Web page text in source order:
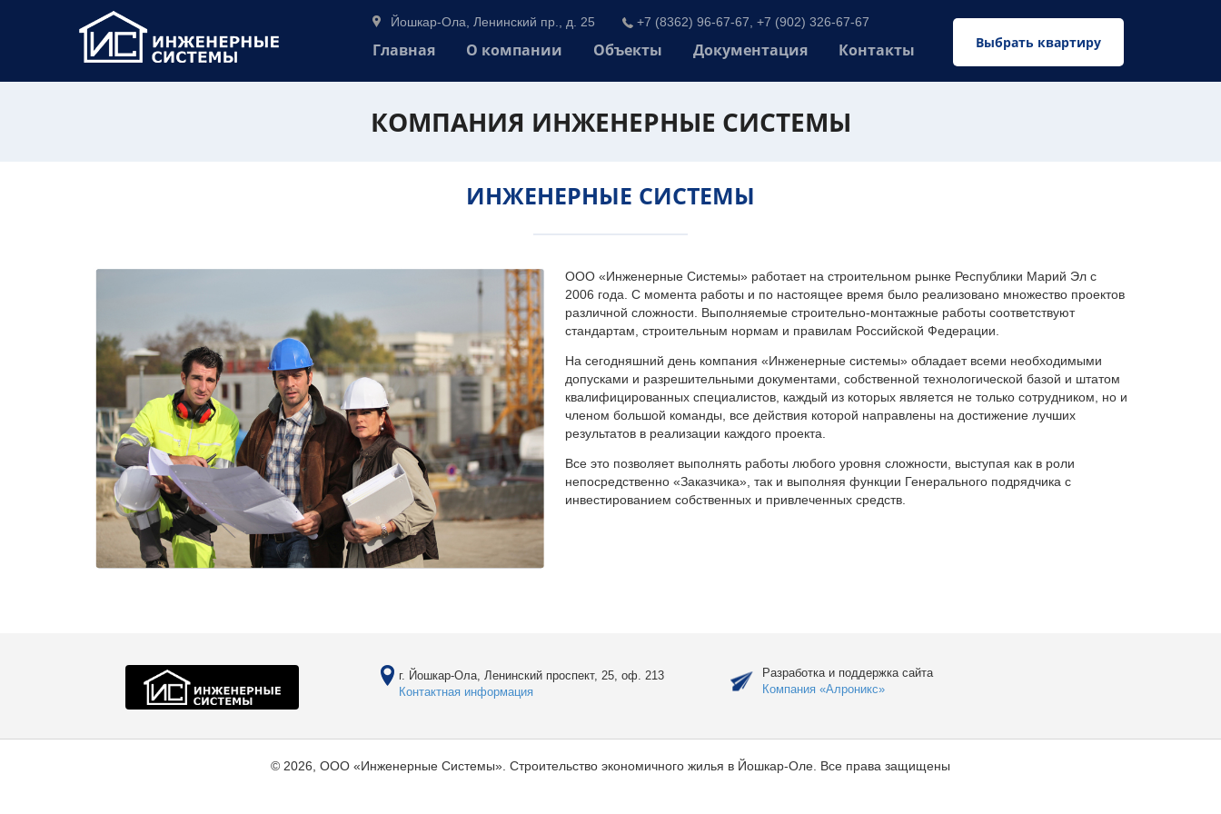
Выбрать квартиру
Йошкар-Ола, Ленинский пр., д. 25 +7 (8362) 96-67-67, +7 (902) 326-67-67
Главная О компании Объекты Документация Контакты
КОМПАНИЯ ИНЖЕНЕРНЫЕ СИСТЕМЫ
ИНЖЕНЕРНЫЕ СИСТЕМЫ
ООО «Инженерные Системы» работает на строительном рынке Республики Марий Эл с
2006 года. С момента работы и по настоящее время было реализовано множество проектов
различной сложности. Выполняемые строительно-монтажные работы соответствуют
стандартам, строительным нормам и правилам Российской Федерации.
На сегодняшний день компания «Инженерные системы» обладает всеми необходимыми
допусками и разрешительными документами, собственной технологической базой и штатом
квалифицированных специалистов, каждый из которых является не только сотрудником, но и
членом большой команды, все действия которой направлены на достижение лучших
результатов в реализации каждого проекта.
Все это позволяет выполнять работы любого уровня сложности, выступая как в роли
непосредственно «Заказчика», так и выполняя функции Генерального подрядчика с
инвестированием собственных и привлеченных средств.
г. Йошкар-Ола, Ленинский проспект, 25, оф. 213
Контактная информация
Разработка и поддержка сайта
Компания «Алроникс»
© 2026, ООО «Инженерные Системы». Строительство экономичного жилья в Йошкар-Оле. Все права защищены